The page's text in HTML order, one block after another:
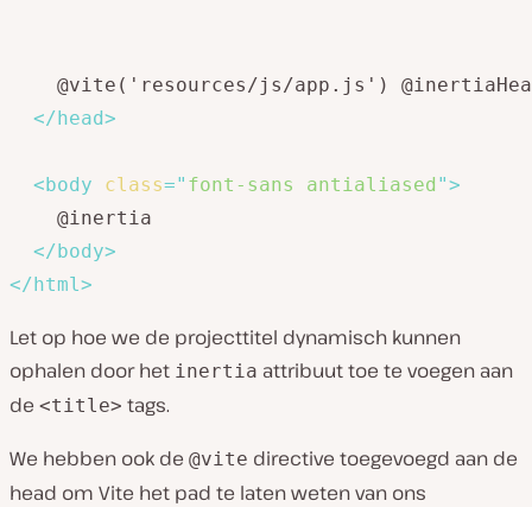
@vite('resources/js/app.js')
</head>
<body class=" font-sans antialiased ">
    @inertia
</body>
</html >
Let op hoe we de projecttitel dynamisch kunnen
ophalen door het inertia attribuut toe te voegen aan
de <title> tags.
We hebben ook de @vite directive toegevoegd aan de
head om Vite het pad te laten weten van ons